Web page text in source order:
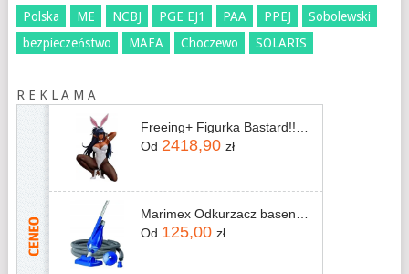
Polska ME NCBJ PGE EJ1 PAA PPEJ
Sobolewski
bezpieczeństwo
MAEA Choczewo SOLARIS
R E K L A M A
Freeing+ Figurka Bastard!! Heavy Metal, Dark Fantasy 1/4 Arshes Nei: Bunny 30 cm
Od 2418,90 zł
Marimex Odkurzacz basenowy Star Vac 10800011
Od 125,00 zł